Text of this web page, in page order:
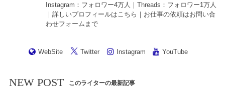
Instagram ：フォロワー4万人｜Threads ：フォロワー1万人
｜詳しいプロフィールはこちら ｜お仕事の依頼はお問い合
わせフォーム まで
WebSite Twitter Instagram YouTube
NEW POST このライターの最新記事